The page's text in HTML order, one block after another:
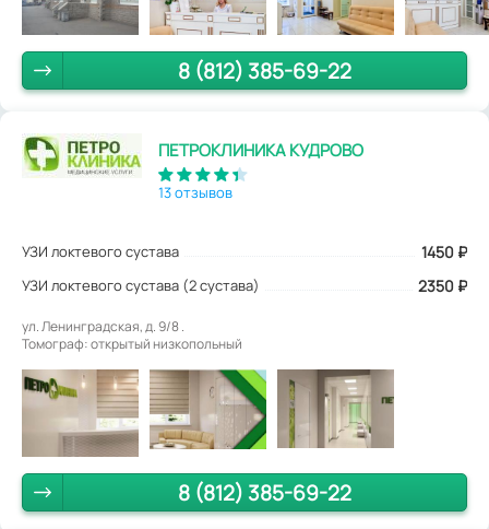
8 (812) 385-69-22
ПЕТРОКЛИНИКА КУДРОВО
13 отзывов
УЗИ локтевого сустава 1450 ₽
УЗИ локтевого сустава (2 сустава) 2350 ₽
ул. Ленинградская, д. 9/8 .
Томограф: открытый низкопольный
8 (812) 385-69-22